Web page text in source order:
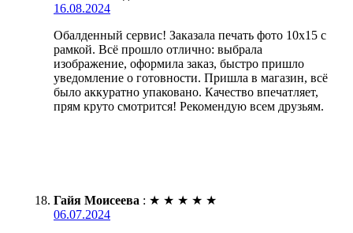
16.08.2024
Обалденный сервис! Заказала печать фото 10х15 с
рамкой. Всё прошло отлично: выбрала
изображение, оформила заказ, быстро пришло
уведомление о готовности. Пришла в магазин, всё
было аккуратно упаковано. Качество впечатляет,
прям круто смотрится! Рекомендую всем друзьям.
Гайя Моисеева : ★ ★ ★ ★ ★
06.07.2024